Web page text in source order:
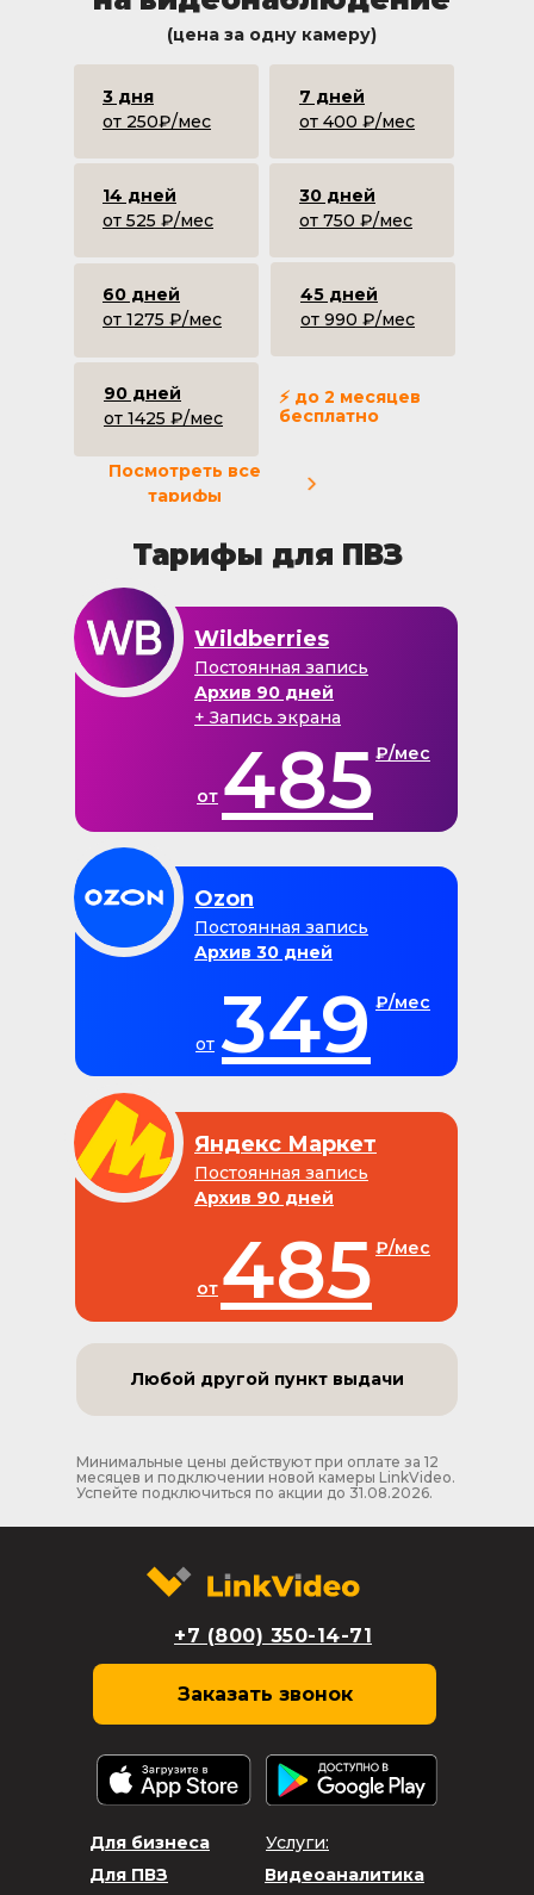
45 дней
от 990 ₽/мес
60 дней
от 1275 ₽/мес
90 дней
от 1425 ₽/мес
30 дней
от 750 ₽/мес
7 дней
от 400 ₽/мес
14 дней
от 525 ₽/мес
3 дня
от 250₽/мес
349
Ozon
₽/мес
Постоянная запись
Архив 30 дней
от
485
Яндекс Маркет
₽/мес
от
Постоянная запись
Архив 90 дней
485
Wildberries
₽/мес
от
Постоянная запись
Архив 90 дней
+ Запись экрана
Любой другой пункт выдачи
Тарифы для ПВЗ
(цена за одну камеру)
Посмотреть все
тарифы
⚡ до 2 месяцев
бесплатно
Минимальные цены действуют при оплате за 12
месяцев и подключении новой камеры LinkVideo.
Успейте подключиться по акции до 31.08.2026.
+7 (800) 350-14-71
Видеоаналитика
Услуги:
Заказать звонок
Для бизнеса
Для ПВЗ